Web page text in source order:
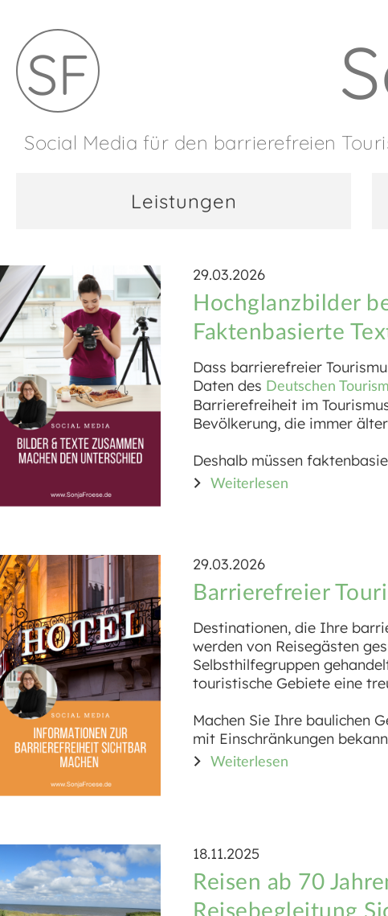
SF
Social Media für den barrierefreien
Leistungen
29.03.2026
Hochglanzbilder
Faktenbasierte
Dass barrierefreier
Daten des Deutschen
Barrierefreiheit im
Bevölkerung, die immer
Deshalb müssen
Weiterlesen
29.03.2026
Barrierefreier
Destinationen, die Ihre
werden von Reisegästen
Selbsthilfegruppen
touristische Gebiete eine
Machen Sie Ihre baulichen
mit Einschränkungen
Weiterlesen
18.11.2025
Reisen ab 70
Reisebegleitung